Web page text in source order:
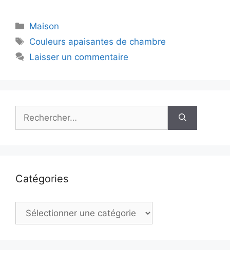
Catégories
Maison
Étiquettes
Couleurs apaisantes de chambre
Laisser un commentaire
Catégories
Catégories